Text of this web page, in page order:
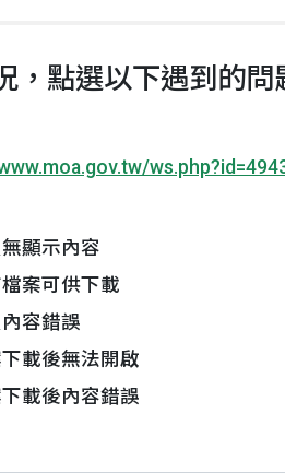
，點選以下遇到的問
顯示內容
案可供下載
容錯誤
載後無法開啟
載後內容錯誤